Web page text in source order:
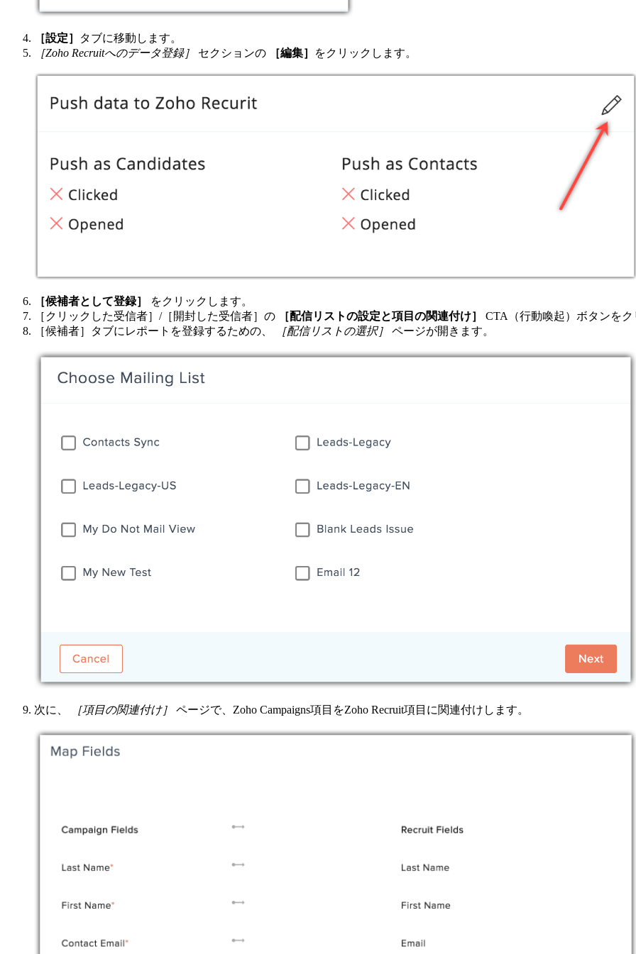
［設定］
タブに移動します。
［Zoho Recruitへのデータ登録］ セクションの ［編集］ をクリックします。
［候補者として登録］
をクリックします。
［クリックした受信者］/［開封した受信者］の
［配信リストの設定と項目の関連付け］ CTA（行動喚起）ボタ
［候補者］タブにレポートを登録するための、
［配信リストの選択］ ページが開きます。
次に、 ［項目の関連付け］ ページで、Zoho Campaigns項目をZoho Recruit項目に関連付けします。